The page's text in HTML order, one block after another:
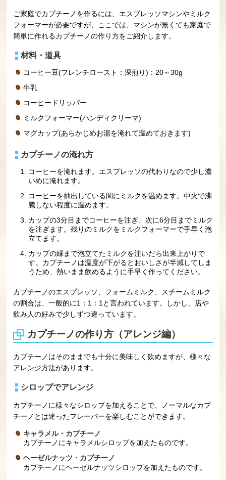
ご家庭でカプチーノを作るには、エスプレッソマシンやミルク
フォーマーが必要ですが、ここでは、マシンが無くても家庭で
簡単に作れるカプチーノの作り方をご紹介します。
材料・道具
コーヒー豆(フレンチロースト：深煎り)：20～30g
牛乳
コーヒードリッパー
ミルクフォーマー(ハンディクリーマ)
マグカップ(あらかじめお湯を淹れて温めておきます)
カプチーノの淹れ方
コーヒーを淹れます。エスプレッソの代わりなので少し濃
いめに淹れます。
コーヒーを抽出している間にミルクを温めます。中火で沸
騰しない程度に温めます。
カップの3分目までコーヒーを注ぎ、次に6分目までミルク
を注ぎます。残りのミルクをミルクフォーマーで手早く泡
立てます。
カップの縁まで泡立てたミルクを注いだら出来上がりで
す。カプチーノは温度が下がるとおいしさが半減してしま
うため、熱いまま飲めるように手早く作ってください。
カプチーノのエスプレッソ、フォームミルク、スチームミルク
の割合は、一般的に1：1：1と言われています。しかし、店や
飲み人の好みで少しずつ違っています。
カプチーノの作り方（アレンジ編）
カプチーノはそのままでも十分に美味しく飲めますが、様々な
アレンジ方法があります。
シロップでアレンジ
カプチーノに様々なシロップを加えることで、ノーマルなカプ
チーノとは違ったフレーバーを楽しむことができます。
キャラメル・カプチーノ
カプチーノにキャラメルシロップを加えたものです。
ヘーゼルナッツ・カプチーノ
カプチーノにヘーゼルナッツシロップを加えたものです。